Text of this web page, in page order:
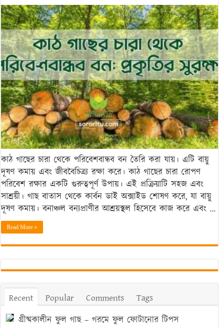
কাঠ
গাছের
চারা
থেকে
পরিবেশবান্ধব
বন:
প্রকৃতির
সুরক্ষা
কাঠ গাছের চারা থেকে পরিবেশবান্ধব বন তৈরি করা যায়। এটি বায়ু
দূষণ কমায় এবং জীববৈচিত্র্য রক্ষা করে। কাঠ গাছের চারা রোপণ
পরিবেশ রক্ষার একটি গুরুত্বপূর্ণ উপায়। এই প্রক্রিয়াটি সহজ এবং
সাশ্রয়ী। গাছ বাতাস থেকে কার্বন ডাই অক্সাইড শোষণ করে, যা বায়ু
দূষণ কমায়। বনাঞ্চল বন্যপ্রাণীর আশ্রয়স্থল হিসেবে কাজ করে এবং …
Read More »
Recent Popular Comments
Tags
গ্রীষ্মকালীন ফুল গাছ – গরমে ফুল ফোটানোর টিপস